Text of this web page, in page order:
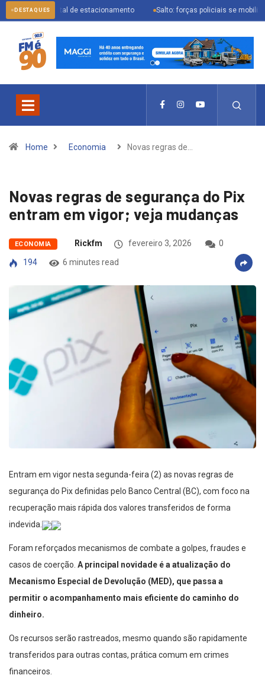
DESTAQUES
digital de estacionamento Salto: forças policiais se mobilizam para
Home Economia Novas regras de…
Novas regras de segurança do Pix
entram em vigor; veja mudanças
ECONOMIA Rickfm fevereiro 3, 2026
0
194
6 minutes read
Entram em vigor nesta segunda-feira (2) as novas regras de
segurança do Pix definidas pelo Banco Central (BC), com foco na
recuperação mais rápida dos valores transferidos de forma
indevida.
Foram reforçados mecanismos de combate a golpes, fraudes e
casos de coerção. A principal novidade é a atualização do
Mecanismo Especial de Devolução (MED), que passa a
permitir o acompanhamento mais eficiente do caminho do
dinheiro.
Os recursos serão rastreados, mesmo quando são rapidamente
transferidos para outras contas, prática comum em crimes
financeiros.